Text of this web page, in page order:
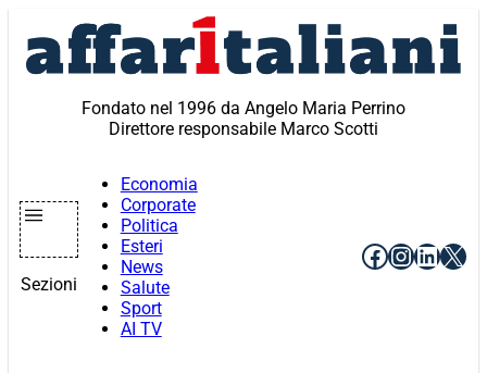
contenuto
Fondato nel 1996 da Angelo Maria Perrino
Direttore responsabile Marco Scotti
Sezioni
Economia
Corporate
Politica
Esteri
News
Salute
Sport
AI TV
Facebook
X